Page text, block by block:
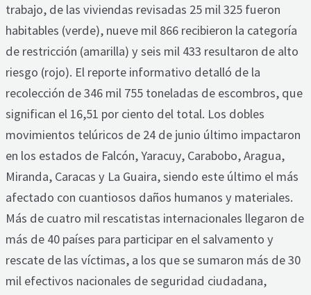
trabajo, de las viviendas revisadas 25 mil 325 fueron
habitables (verde), nueve mil 866 recibieron la categoría
de restricción (amarilla) y seis mil 433 resultaron de alto
riesgo (rojo). El reporte informativo detalló de la
recolección de 346 mil 755 toneladas de escombros, que
significan el 16,51 por ciento del total. Los dobles
movimientos telúricos de 24 de junio último impactaron
en los estados de Falcón, Yaracuy, Carabobo, Aragua,
Miranda, Caracas y La Guaira, siendo este último el más
afectado con cuantiosos daños humanos y materiales.
Más de cuatro mil rescatistas internacionales llegaron de
más de 40 países para participar en el salvamento y
rescate de las víctimas, a los que se sumaron más de 30
mil efectivos nacionales de seguridad ciudadana,